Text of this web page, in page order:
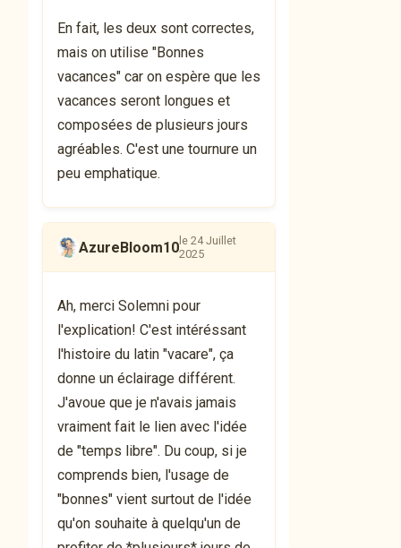
En fait, les deux sont correctes,
mais on utilise "Bonnes
vacances" car on espère que les
vacances seront longues et
composées de plusieurs jours
agréables. C'est une tournure un
peu emphatique.
AzureBloom10 le 24 Juillet
2025
Ah, merci Solemni pour
l'explication! C'est intéréssant
l'histoire du latin "vacare", ça
donne un éclairage différent.
J'avoue que je n'avais jamais
vraiment fait le lien avec l'idée
de "temps libre". Du coup, si je
comprends bien, l'usage de
"bonnes" vient surtout de l'idée
qu'on souhaite à quelqu'un de